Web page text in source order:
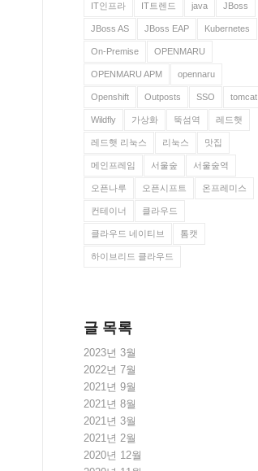
IT인프라 IT트렌드 java JBoss
JBoss AS JBoss EAP Kubernetes
On-Premise OPENMARU
OPENMARU APM opennaru
Openshift Outposts SSO tomcat
Wildfly 가상화 뚝섬역 레드햇
레드햇 리눅스 리눅스 맛집
메인프레임 서울숲 서울숲역
오픈나루 오픈시프트 온프레미스
컨테이너 클라우드
클라우드 네이티브 톰캣
하이브리드 클라우드
글 목록
2023년 3월
2022년 7월
2021년 9월
2021년 8월
2021년 3월
2021년 2월
2020년 12월